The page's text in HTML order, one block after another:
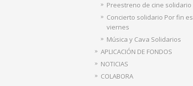
Preestreno de cine solidario
Concierto solidario Por fin es
viernes
Música y Cava Solidarios
APLICACIÓN DE FONDOS
NOTICIAS
COLABORA